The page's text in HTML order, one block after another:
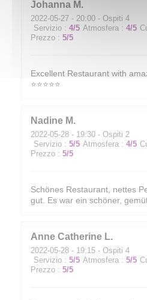
Johanna M
2022-05-27 - 20:00 - Ospiti 4
Servizio : 4/5 Atmosfera : 4/5
Prezzo : 5/5
Excellent Restaurant with
⭐️⭐️⭐️⭐️⭐️
Nadine M
2022-05-28 - 19:30 - Ospiti 2
Servizio : 5/5 Atmosfera : 4/5
Prezzo : 5/5
Schönes Restaurant, nettes
gut. Es war ein schöner,
Anne Catherine L
2022-05-28 - 19:15 - Ospiti 4
Servizio : 5/5 Atmosfera : 5/5
Prezzo : 5/5